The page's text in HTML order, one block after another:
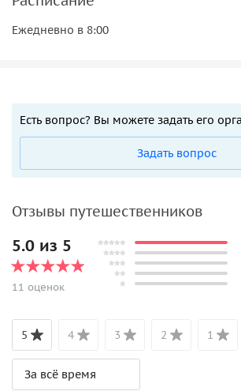
Ежедневно в 8:00
Есть вопрос? Вы можете задать его
Задать вопрос
Отзывы путешественников
5.0 из 5
11 оценок
5 4 3 2 1